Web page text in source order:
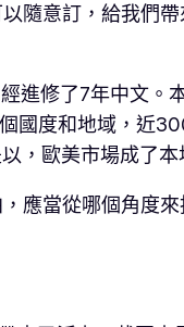
隨意訂，給我們
修了7年中文
國度和地域，近
，歐美市場成了本
應當從哪個角度